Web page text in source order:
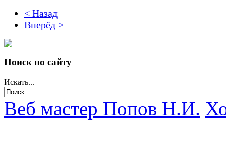
< Назад
Вперёд >
Поиск по сайту
Искать...
Веб мастер Попов Н.И.